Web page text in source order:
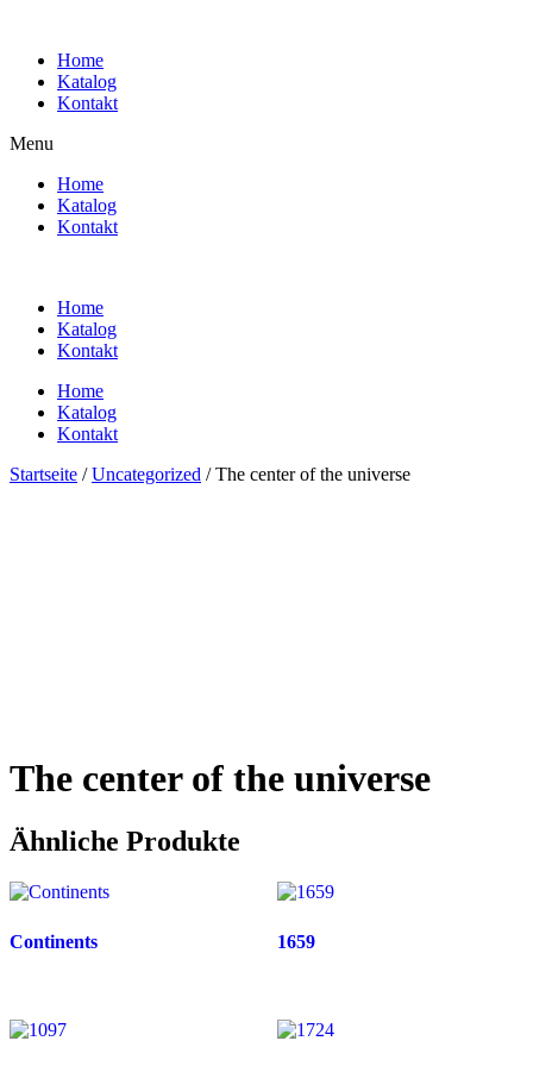
wechselnHome
Katalog
Kontakt
Menu
Home
Katalog
Kontakt
Home
Katalog
Kontakt
Home
Katalog
Kontakt
Startseite /Uncategorized / The center of the universe
The center of the universe
Ähnliche Produkte
Continents 1659